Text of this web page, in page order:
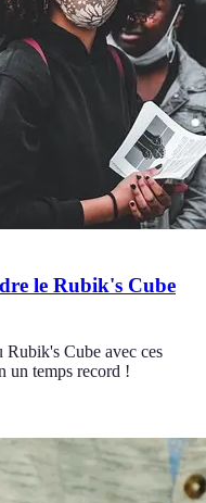
le Rubik's Cube
Rubik's Cube avec ces
un temps record !